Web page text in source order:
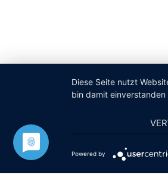
Diese Seite nutzt
bin damit
Powered by